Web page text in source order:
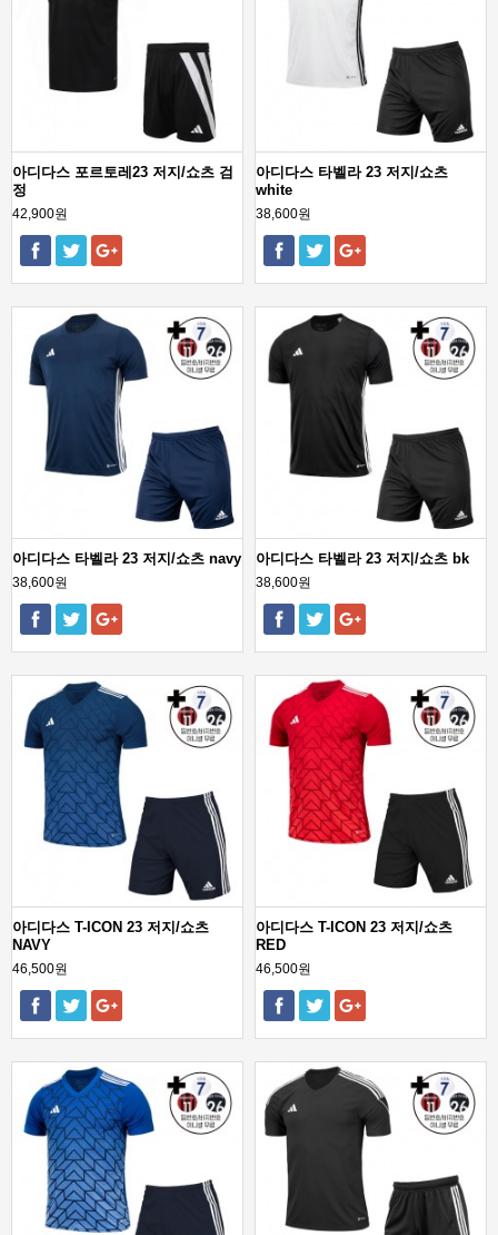
아디다스 포르토레23 저지/쇼츠 검
정
42,900원
아디다스 타벨라 23 저지/쇼츠
white
38,600원
아디다스 타벨라 23 저지/쇼츠 navy
38,600원
아디다스 타벨라 23 저지/쇼츠 bk
38,600원
아디다스 T-ICON 23 저지/쇼츠
NAVY
46,500원
아디다스 T-ICON 23 저지/쇼츠
RED
46,500원